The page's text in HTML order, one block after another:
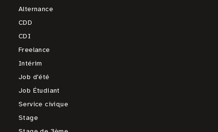
Alternance
CDD
CDI
Freelance
Intérim
Job d'été
Job Étudiant
Service civique
Stage